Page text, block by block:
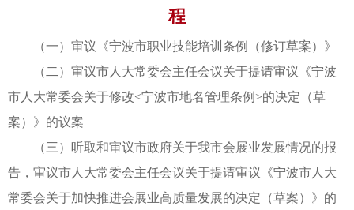
程
（一）审议《宁波市职业技能培训条例（修订草案）》
（二）审议市人大常委会主任会议关于提请审议《宁波
市人大常委会关于修改<宁波市地名管理条例>的决定（草
案）》的议案
（三）听取和审议市政府关于我市会展业发展情况的报
告，审议市人大常委会主任会议关于提请审议《宁波市人大
常委会关于加快推进会展业高质量发展的决定（草案）》的